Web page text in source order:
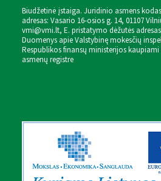
Biudžetinė įstaiga. Juridinio asmens
adresas: Vasario 16-osios g. 14, 01107
vmi@vmi.lt, E. pristatymo dėžutės
Duomenys apie Valstybinę mokesčių
Respublikos finansų ministerijos
asmenų registre